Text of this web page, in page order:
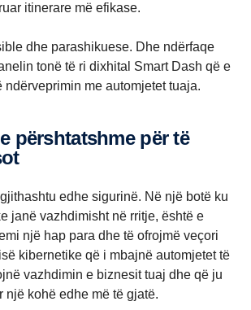
itinerare më efikase.
dhe parashikuese. Dhe ndërfaqe
tonë të ri dixhital Smart Dash që e
ndërveprimin me automjetet tuaja.
edhe sigurinë. Në një botë ku
janë vazhdimisht në rritje, është e
një hap para dhe të ofrojmë veçori
kibernetike që i mbajnë automjetet të
vazhdimin e biznesit tuaj dhe që ju
një kohë edhe më të gjatë.